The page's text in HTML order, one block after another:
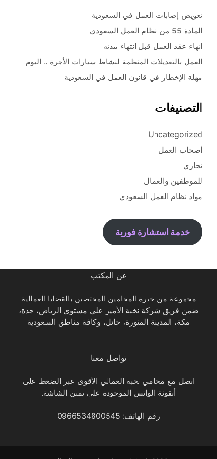
تعويض إصابات العمل في السعودية
المادة 55 من نظام العمل السعودي
انهاء عقد العمل قبل انتهاء مدته
العمل بالتعديلات المنظمة لنشاط سيارات الأجرة .. اليوم
مهلة الإخطار في قانون العمل في السعودية
التصنيفات
Uncategorized
أصحاب العمل
تجاري
للموظفين والعمال
مواد نظام العمل السعودي
خدمة استشارة فورية
عن المكتب
مجموعة من خيرة المحامين المختصين بالقضايا العمالية
ضمن فريق شركة نخبة الأميز على مستوى الرياض، جدة،
مكة، المدينة المنورة، حائل، وكافة مناطق السعودية
تواصل معنا
اتصل مع محامي نخبة العمالي الأقوى عبر الضغط على
أيقونة الواتس الموجودة على يمين الشاشة.
رقم الهاتف: 0966534800545